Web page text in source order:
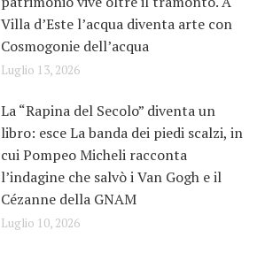
Villa d’Este l’acqua diventa arte con
Cosmogonie dell’acqua
Luglio 13, 2026
La “Rapina del Secolo” diventa un
libro: esce La banda dei piedi scalzi, in
cui Pompeo Micheli racconta
l’indagine che salvò i Van Gogh e il
Cézanne della GNAM
Luglio 10, 2026